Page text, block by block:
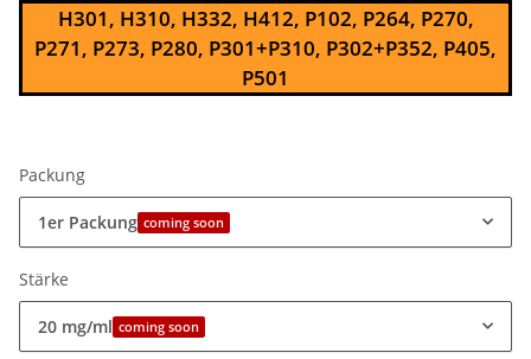
H301, H310, H332, H412, P102, P264, P270,
P271, P273, P280, P301+P310, P302+P352, P405,
P501
Packung
1er Packung coming soon
Stärke
20 mg/ml coming soon